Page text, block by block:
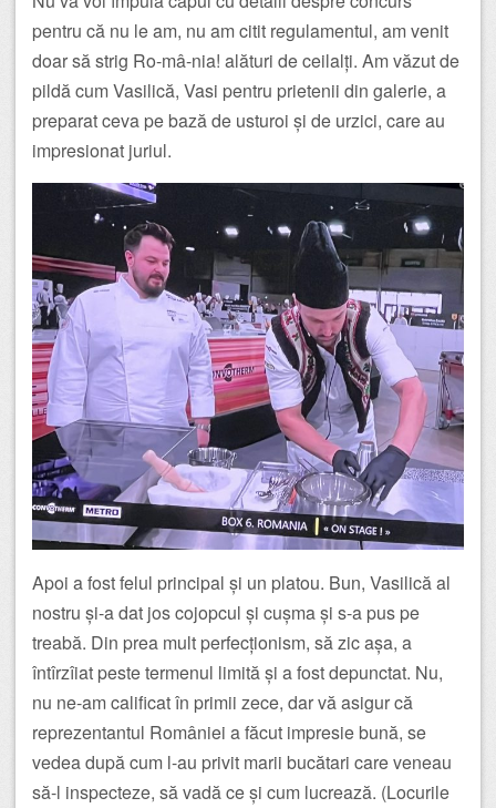
pentru că nu le am, nu am citit regulamentul, am venit
doar să strig Ro-mâ-nia! alături de ceilalți. Am văzut de
pildă cum Vasilică, Vasi pentru prietenii din galerie, a
preparat ceva pe bază de usturoi și de urzici, care au
impresionat juriul.
Apoi a fost felul principal și un platou. Bun, Vasilică al
nostru și-a dat jos cojopcul și cușma și s-a pus pe
treabă. Din prea mult perfecționism, să zic așa, a
întîrzîiat peste termenul limită și a fost depunctat. Nu,
nu ne-am calificat în primii zece, dar vă asigur că
reprezentantul României a făcut impresie bună, se
vedea după cum l-au privit marii bucătari care veneau
să-l inspecteze, să vadă ce și cum lucrează. (Locurile